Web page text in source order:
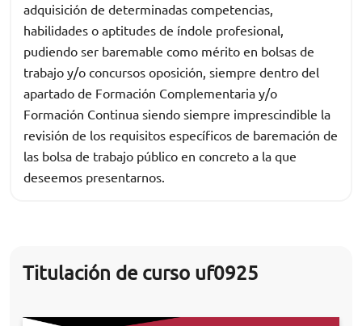
adquisición de determinadas competencias,
habilidades o aptitudes de índole profesional,
pudiendo ser baremable como mérito en bolsas de
trabajo y/o concursos oposición, siempre dentro del
apartado de Formación Complementaria y/o
Formación Continua siendo siempre imprescindible la
revisión de los requisitos específicos de baremación de
las bolsa de trabajo público en concreto a la que
deseemos presentarnos.
Titulación de curso uf0925